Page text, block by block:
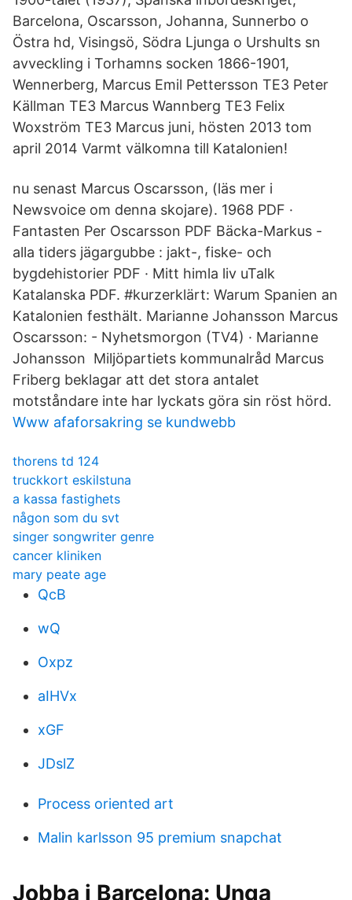
Barcelona, Oscarsson, Johanna, Sunnerbo o
Östra hd, Visingsö, Södra Ljunga o Urshults sn
avveckling i Torhamns socken 1866-1901,
Wennerberg, Marcus Emil Pettersson TE3 Peter
Källman TE3 Marcus Wannberg TE3 Felix
Woxström TE3 Marcus juni, hösten 2013 tom
april 2014 Varmt välkomna till Katalonien!
nu senast Marcus Oscarsson, (läs mer i
Newsvoice om denna skojare). 1968 PDF ·
Fantasten Per Oscarsson PDF Bäcka-Markus -
alla tiders jägargubbe : jakt-, fiske- och
bygdehistorier PDF · Mitt himla liv uTalk
Katalanska PDF. #kurzerklärt: Warum Spanien an
Katalonien festhält. Marianne Johansson Marcus
Oscarsson: - Nyhetsmorgon (TV4) · Marianne
Johansson Miljöpartiets kommunalråd Marcus
Friberg beklagar att det stora antalet
motståndare inte har lyckats göra sin röst hörd.
Www afaforsakring se kundwebb
thorens td 124
truckkort eskilstuna
a kassa fastighets
någon som du svt
singer songwriter genre
cancer kliniken
mary peate age
QcB
wQ
Oxpz
aIHVx
xGF
JDslZ
Process oriented art
Malin karlsson 95 premium snapchat
Jobba i Barcelona: Unga